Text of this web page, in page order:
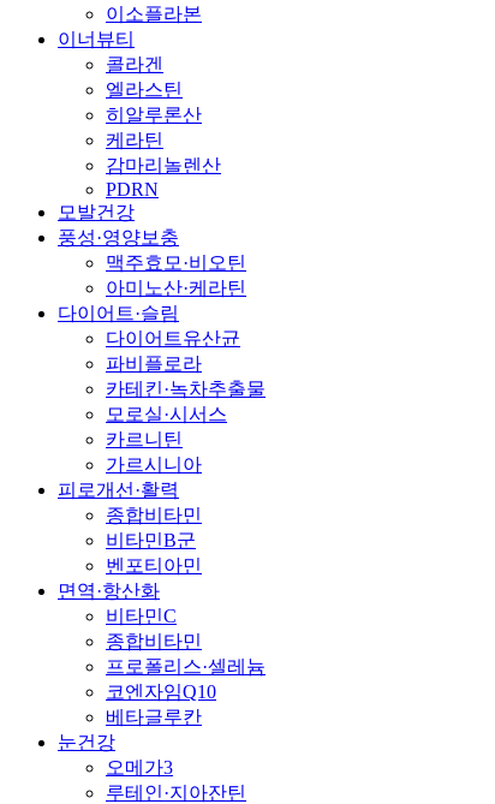
이소플라본
이너뷰티
콜라겐
엘라스틴
히알루론산
케라틴
감마리놀렌산
PDRN
모발건강
풍성·영양보충
맥주효모·비오틴
아미노산·케라틴
다이어트·슬림
다이어트유산균
파비플로라
카테킨·녹차추출물
모로실·시서스
카르니틴
가르시니아
피로개선·활력
종합비타민
비타민B군
벤포티아민
면역·항산화
비타민C
종합비타민
프로폴리스·셀레늄
코엔자임Q10
베타글루칸
눈건강
오메가3
루테인·지아잔틴